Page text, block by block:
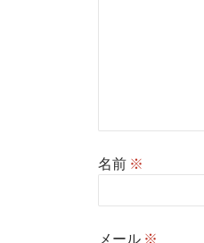
名前 ※
メール ※